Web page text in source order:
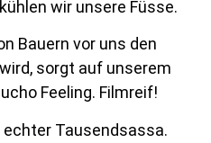
wir unsere Füsse.
Bauern vor uns den
sorgt auf unserem
Feeling. Filmreif!
echter Tausendsassa.